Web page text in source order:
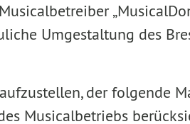
Umgestaltung des
der folgende
Musicalbetriebs